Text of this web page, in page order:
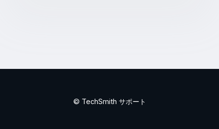
© TechSmith サポート